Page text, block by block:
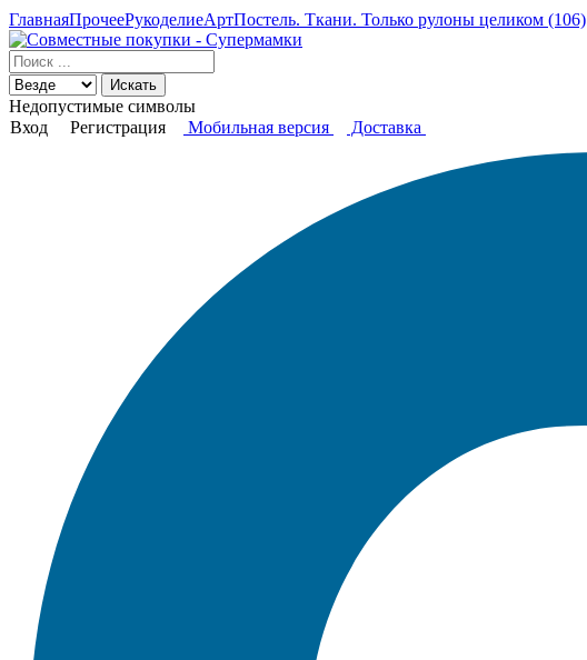
ГлавнаяПрочееРукоделиеАртПостель. Ткани. Только рулоны целиком (106)
Искать
Недопустимые символы
Вход
Регистрация Мобильная версия Доставка